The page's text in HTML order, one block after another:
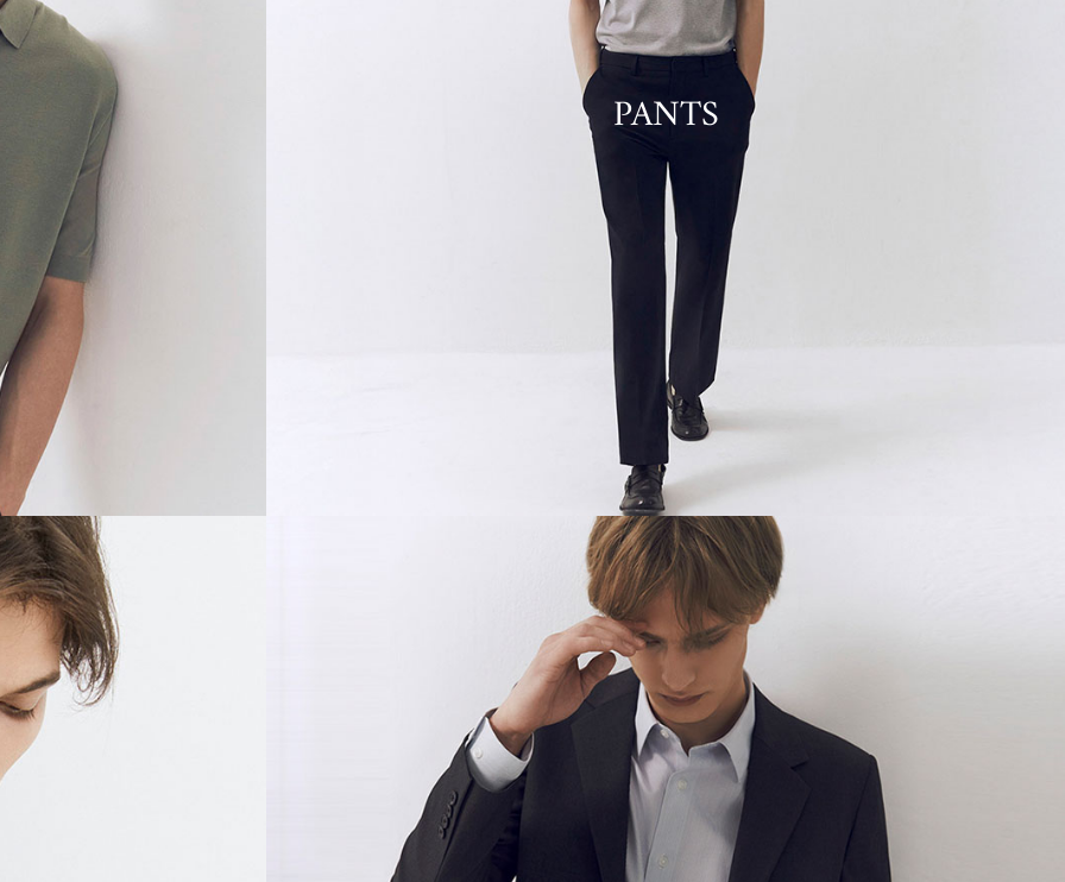
PANTS